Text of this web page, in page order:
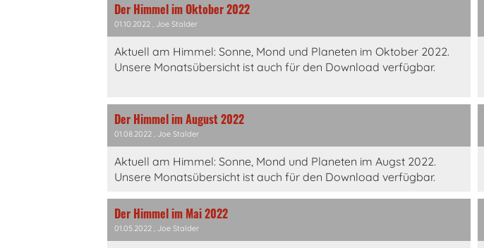
Der Himmel im Oktober 2022
01.10.2022 , Joe Stalder
Aktuell am Himmel: Sonne, Mond und Planeten im Oktober 2022.
Unsere Monatsübersicht ist auch für den Download verfügbar.
Der Himmel im August 2022
01.08.2022 , Joe Stalder
Aktuell am Himmel: Sonne, Mond und Planeten im Augst 2022.
Unsere Monatsübersicht ist auch für den Download verfügbar.
Der Himmel im Mai 2022
01.05.2022 , Joe Stalder